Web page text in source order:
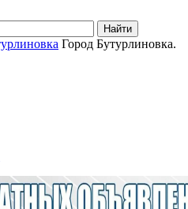
Найти
Город Бутурлиновка.